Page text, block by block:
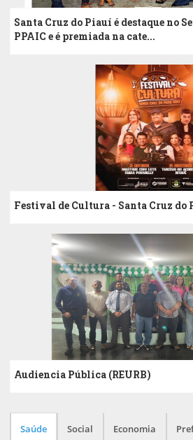
Santa Cruz do Piauí é destaque no
PPAIC e é premiada na cate...
Festival de Cultura - Santa Cruz do
Audiencia Pública (REURB)
Saúde Social Economia